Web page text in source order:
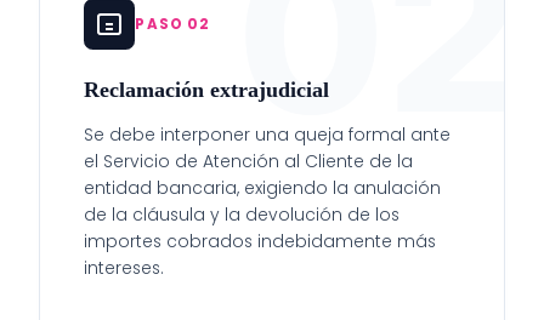
PASO 02
Reclamación extrajudicial
Se debe interponer una queja formal ante
el Servicio de Atención al Cliente de la
entidad bancaria, exigiendo la anulación
de la cláusula y la devolución de los
importes cobrados indebidamente más
intereses.